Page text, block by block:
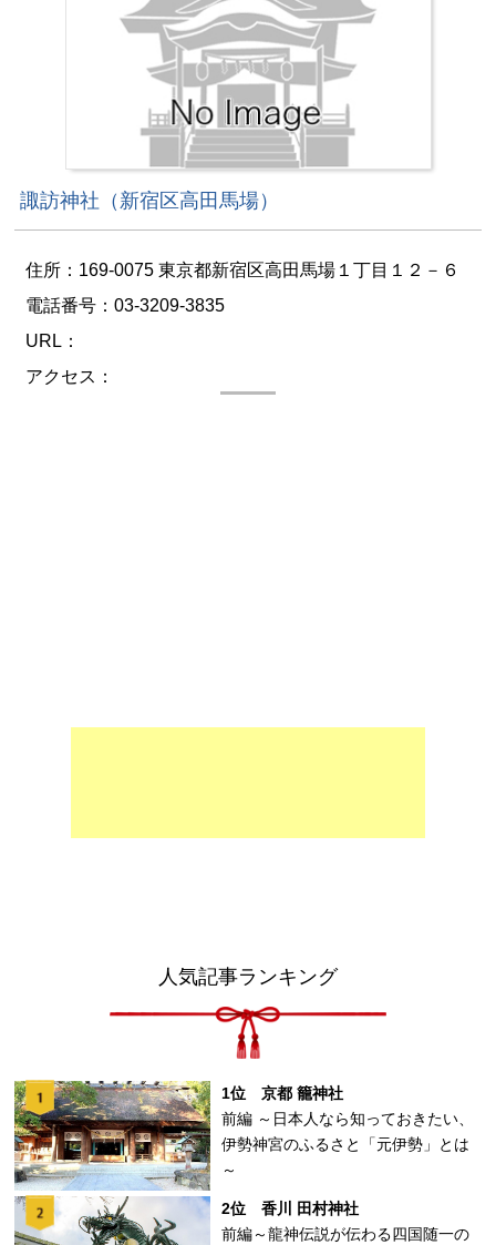
諏訪神社（新宿区高田馬場）
住所：169-0075 東京都新宿区高田馬場１丁目１２－６
電話番号：03-3209-3835
URL：
アクセス：
人気記事ランキング
1位 京都 籠神社
前編 ～日本人なら知っておきたい、
伊勢神宮のふるさと「元伊勢」とは
～
2位 香川 田村神社
前編～龍神伝説が伝わる四国随一の